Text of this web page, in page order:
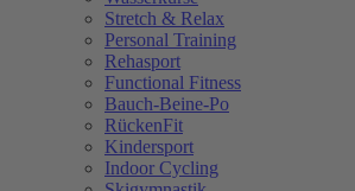
Stretch & Relax
Personal Training
Rehasport
Functional Fitness
Bauch-Beine-Po
RückenFit
Kindersport
Indoor Cycling